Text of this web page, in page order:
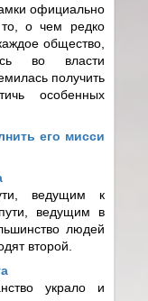
официально
то, о чем редко
общество,
во власти
получить
особенных
его мисси
ведущим к
ведущим в
людей
второй.
украло и